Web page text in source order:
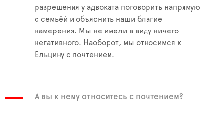
разрешения у адвоката поговорить напрямую
с семьёй и объяснить наши благие
намерения. Мы не имели в виду ничего
негативного. Наоборот, мы относимся к
Ельцину с почтением.
А вы к нему относитесь с почтением?